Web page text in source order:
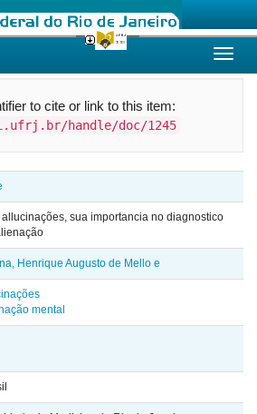
to cite or link to this item:
handle/doc/1245
allucinações, sua importancia no diagnostico
Henrique Augusto de Mello e
mental